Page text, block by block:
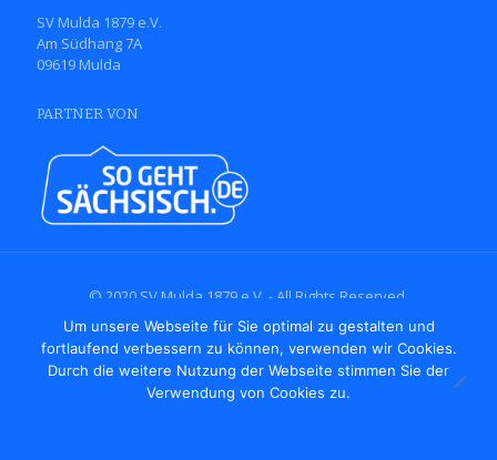
SV Mulda 1879 e.V.
Am Südhang 7A
09619 Mulda
PARTNER VON
© 2020 SV Mulda 1879 e.V. - All Rights Reserved.
Um unsere Webseite für Sie optimal zu gestalten und
fortlaufend verbessern zu können, verwenden wir Cookies.
Durch die weitere Nutzung der Webseite stimmen Sie der
Verwendung von Cookies zu.